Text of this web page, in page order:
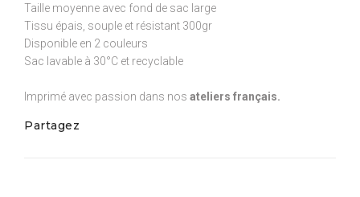
Taille moyenne avec fond de sac large
Tissu épais, souple et résistant 300gr
Disponible en 2 couleurs
Sac lavable à 30°C et recyclable
Imprimé avec passion dans nos ateliers français.
Partagez